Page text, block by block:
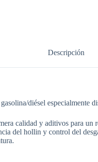
Descripción
diésel especialmente
calidad y aditivos para un
del hollin y control del